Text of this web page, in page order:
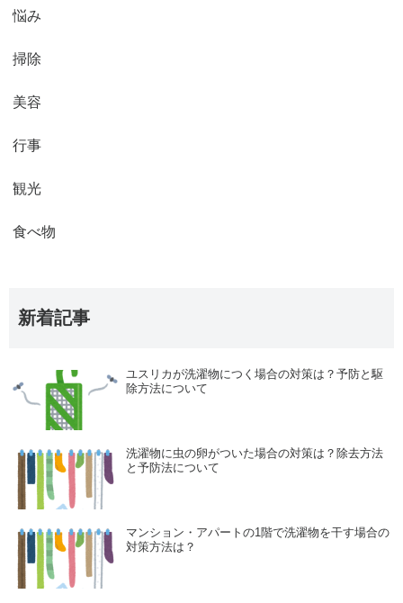
悩み
掃除
美容
行事
観光
食べ物
新着記事
ユスリカが洗濯物につく場合の対策は？予防と駆
除方法について
洗濯物に虫の卵がついた場合の対策は？除去方法
と予防法について
マンション・アパートの1階で洗濯物を干す場合の
対策方法は？